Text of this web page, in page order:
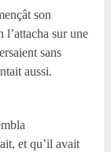
son
sur une
sans
aussi.
et qu’il avait